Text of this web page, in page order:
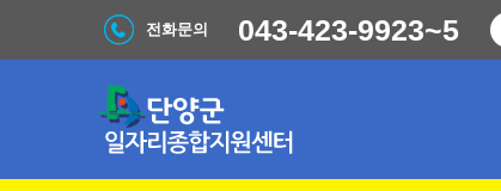
전화문의 043-423-9923~5